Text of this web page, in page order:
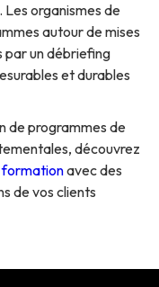
organismes de
autour de mises
par un débriefing
et durables
de programmes de
découvrez
formationavec des
de vos clients